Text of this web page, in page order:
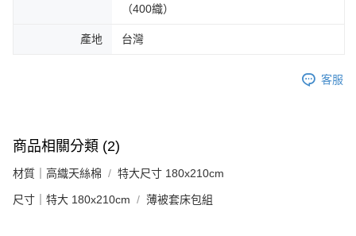
（400織）
產地 台灣
客服
商品相關分類 (2)
材質｜高織天絲棉 特大尺寸 180x210cm
尺寸｜特大 180x210cm 薄被套床包組